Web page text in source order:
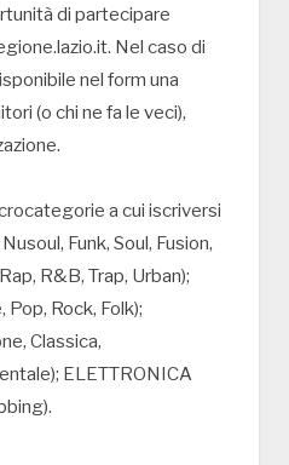
di partecipare
Nel caso di
nel form una
(o chi ne fa le veci),
a cui iscriversi
Funk, Soul, Fusion,
R&B, Trap, Urban);
Pop, Rock, Folk);
Classica,
ELETTRONICA